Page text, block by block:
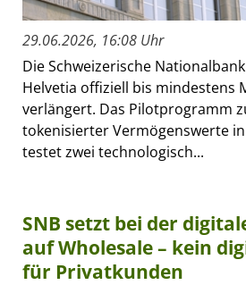
29.06.2026, 16:08 Uhr
Die Schweizerische
Helvetia offiziell bis mindestens
verlängert. Das Pilotprogramm
tokenisierter Vermögenswerte
testet zwei technologisch...
SNB setzt bei der
auf Wholesale – kein
für Privatkunden